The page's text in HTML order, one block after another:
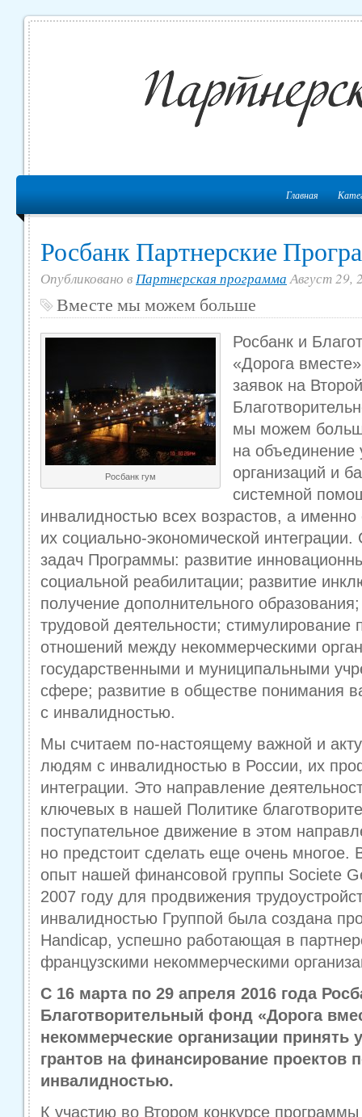
Главная
Росбанк Партнерские
Опубликовано вПартнерская программаАвгуст 29,
Вместе мы можем больше
Росбанк гум
Росбанк и
«Дорога
заявок на
мы можем
на объединение
организаций и
системной
инвалидностью всех возрастов, а
их социально-экономической
задач Программы: развитие
социальной реабилитации; развитие
получение дополнительного
трудовой деятельности; стимулирование
отношений между некоммерческими
государственными и муниципальными
сфере; развитие в обществе понимания
с инвалидностью.
Мы считаем по-настоящему важной и
людям с инвалидностью в России, их
интеграции. Это направление
ключевых в нашей Политике
поступательное движение в этом
но предстоит сделать еще очень многое.
опыт нашей финансовой группы Societe
2007 году для продвижения
инвалидностью Группой была создана
Handicap, успешно работающая в
французскими некоммерческими
С 16 марта по 29 апреля 2016 года
Благотворительный фонд «Дорога
некоммерческие организации принять
грантов на финансирование
инвалидностью.
К участию во Втором конкурсе